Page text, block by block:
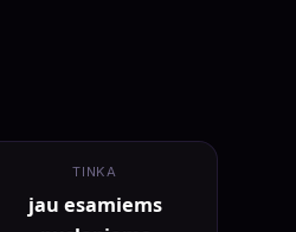
TINKA
jau esamiems